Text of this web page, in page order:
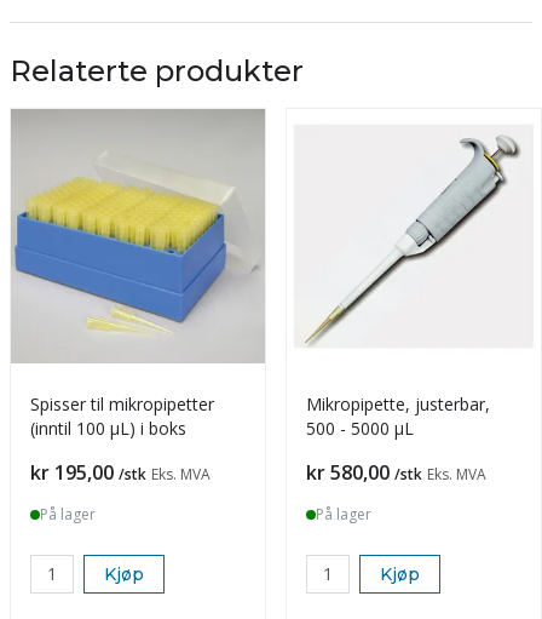
Relaterte produkter
Spisser til mikropipetter
(inntil 100 µL) i boks
Pris
kr 195,00 /stk Eks. MVA
På lager
Kjøp
Mikropipette, justerbar,
500 - 5000 µL
Pris
kr 580,00 /stk Eks. MVA
På lager
Kjøp